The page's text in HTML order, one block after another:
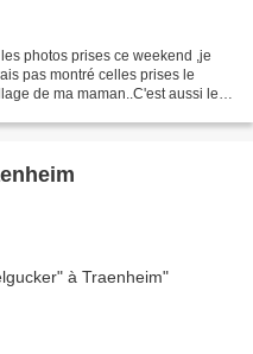
photos prises ce weekend ,je
pas montré celles prises le
de ma maman..C'est aussi le